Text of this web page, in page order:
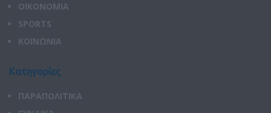
ΟΙΚΟΝΟΜΙΑ
SPORTS
ΚΟΙΝΩΝΙΑ
Κατηγορίες
ΠΑΡΑΠΟΛΙΤΙΚΑ